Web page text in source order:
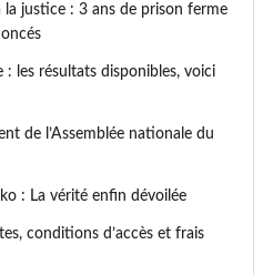
justice : 3 ans de prison ferme
: les résultats disponibles, voici
de l’Assemblée nationale du
: La vérité enfin dévoilée
conditions d’accès et frais